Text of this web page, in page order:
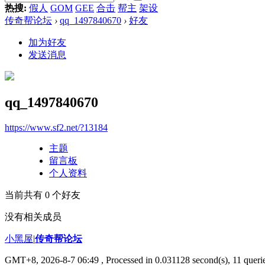
热搜: 假人 GOM GEE 合击 帮主 架设
传奇帮论坛 › qq_1497840670 › 好友
加为好友
发送消息
qq_1497840670
https://www.sf2.net/?13184
主题
留言板
个人资料
当前共有 0 个好友
没有相关成员
小黑屋|传奇帮论坛
GMT+8, 2026-8-7 06:49 , Processed in 0.031128 second(s), 11